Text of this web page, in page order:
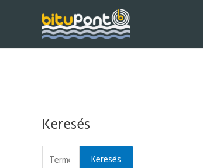
Keresés
K
Keresés